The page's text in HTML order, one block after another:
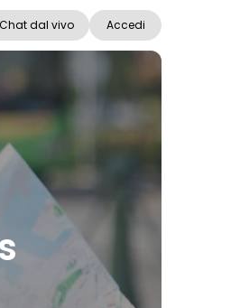
Chat dal vivo Accedi